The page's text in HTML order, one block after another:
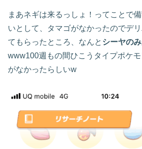
まあネギは来るっしょ！ってことで
いとして、タマゴがなかったのでデ
てもらったところ、なんと シーヤの
www100週もの間ひこうタイプポケ
がなかったらしいw